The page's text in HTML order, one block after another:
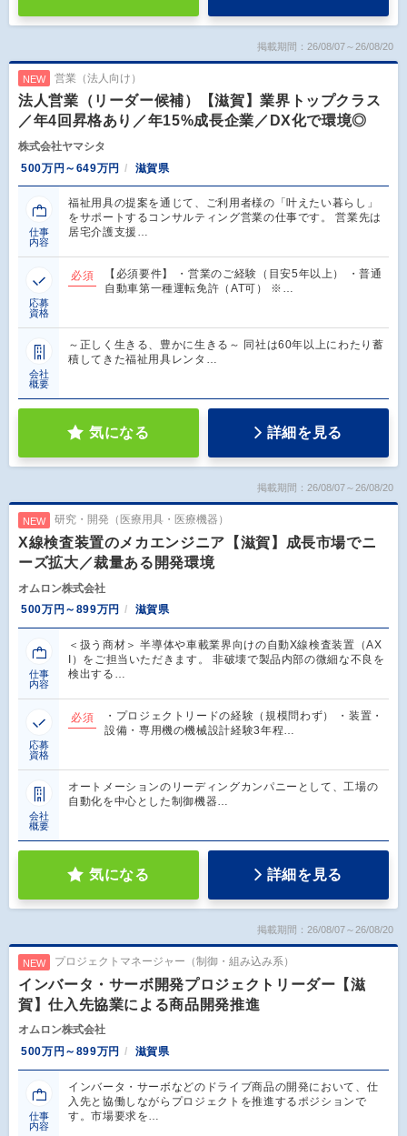
掲載期間：26/08/07～26/08/20
NEW 営業（法人向け）
法人営業（リーダー候補）【滋賀】業界トップクラス
／年4回昇格あり／年15%成長企業／DX化で環境◎
株式会社ヤマシタ
500万円～649万円
滋賀県
仕事
内容
福祉用具の提案を通じて、ご利用者様の「叶えたい暮らし」
をサポートするコンサルティング営業の仕事です。 営業先は
居宅介護支援…
応募
資格
必須
【必須要件】 ・営業のご経験（目安5年以上） ・普通
自動車第一種運転免許（AT可） ※…
会社
概要
～正しく生きる、豊かに生きる～ 同社は60年以上にわたり蓄
積してきた福祉用具レンタ…
気になる 詳細を見る
掲載期間：26/08/07～26/08/20
NEW 研究・開発（医療用具・医療機器）
X線検査装置のメカエンジニア【滋賀】成長市場でニ
ーズ拡大／裁量ある開発環境
オムロン株式会社
500万円～899万円
滋賀県
仕事
内容
＜扱う商材＞ 半導体や車載業界向けの自動X線検査装置（AX
I）をご担当いただきます。 非破壊で製品内部の微細な不良を
検出する…
応募
資格
必須
・プロジェクトリードの経験（規模問わず） ・装置・
設備・専用機の機械設計経験3年程…
会社
概要
オートメーションのリーディングカンパニーとして、工場の
自動化を中心とした制御機器…
気になる 詳細を見る
掲載期間：26/08/07～26/08/20
NEW プロジェクトマネージャー（制御・組み込み系）
インバータ・サーボ開発プロジェクトリーダー【滋
賀】仕入先協業による商品開発推進
オムロン株式会社
500万円～899万円
滋賀県
仕事
内容
インバータ・サーボなどのドライブ商品の開発において、仕
入先と協働しながらプロジェクトを推進するポジションで
す。市場要求を…